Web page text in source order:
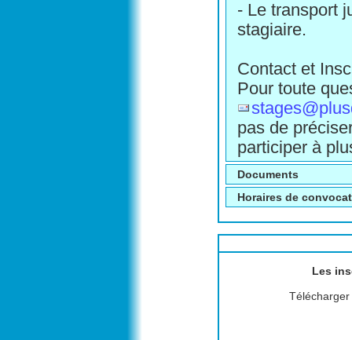
- Le transport
stagiaire.
Contact et
Pour toute
pas de
participer à
Documents
Horaires de
Les